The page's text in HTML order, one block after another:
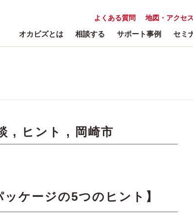
地図・アクセス
よくある質問
オカビズとは 相談する サポート事例 セミ
, ヒント , 岡崎市
ケージの5つのヒント】